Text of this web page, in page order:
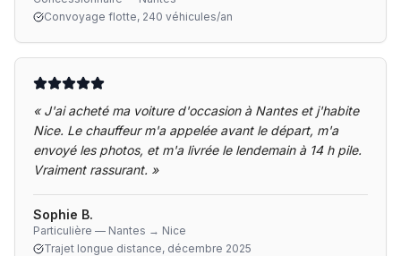
Convoyage flotte, 240 véhicules/an
« J'ai acheté ma voiture d'occasion à Nantes et j'habite
Nice. Le chauffeur m'a appelée avant le départ, m'a
envoyé les photos, et m'a livrée le lendemain à 14 h pile.
Vraiment rassurant. »
Sophie B.
Particulière — Nantes → Nice
Trajet longue distance, décembre 2025